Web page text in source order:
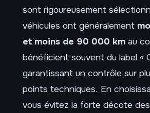
sont rigoureusement
véhicules ont généralement
et moins de 90 000 km au
bénéficient souvent du label «
garantissant un contrôle sur
points techniques. En
vous évitez la forte décote